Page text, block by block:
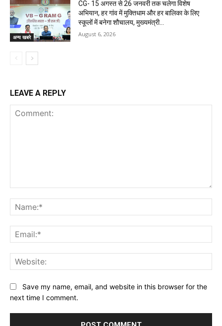
अन्य खबरे
CG- 15 अगस्त से 26 जनवरी तक चलेगा विशेष
अभियान, हर गांव में मुक्तिधाम और हर बालिका के लिए
स्कूलों में बनेगा शौचालय, मुख्यमंत्री...
August 6, 2026
LEAVE A REPLY
Save my name, email, and website in this browser for the
next time I comment.